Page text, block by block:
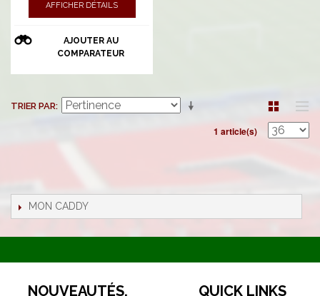
AFFICHER DÉTAILS
AJOUTER AU
COMPARATEUR
TRIER PAR
1 article(s)
MON CADDY
NOUVEAUTÉS, QUICK LINKS